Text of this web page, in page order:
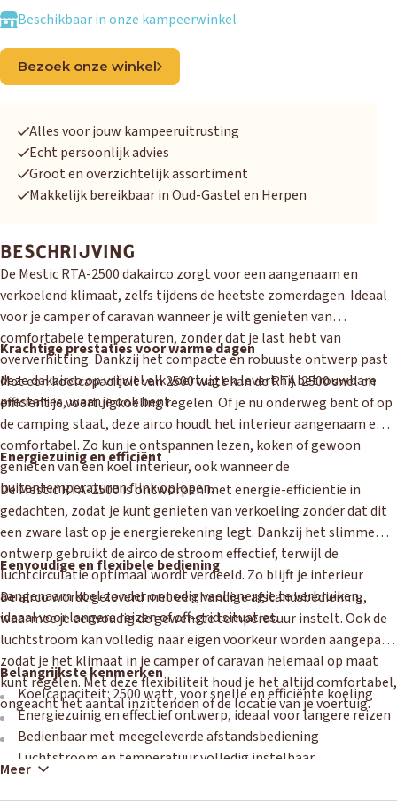
Beschikbaar in onze kampeerwinkel
Bezoek onze winkel
Alles voor jouw kampeeruitrusting
Echt persoonlijk advies
Groot en overzichtelijk assortiment
Makkelijk bereikbaar in Oud-Gastel en Herpen
BESCHRIJVING
De Mestic RTA-2500 dakairco zorgt voor een aangenaam en
verkoelend klimaat, zelfs tijdens de heetste zomerdagen. Ideaal
voor je camper of caravan wanneer je wilt genieten van
comfortabele temperaturen, zonder dat je last hebt van
oververhitting. Dankzij het compacte en robuuste ontwerp past
deze dakairco op vrijwel elk voertuig en levert hij betrouwbare
prestaties, waar je ook bent.
Krachtige prestaties voor warme dagen
Met een koelcapaciteit van 2500 watt kan de RTA-2500 snel en
efficiënt je voertuigkoeling regelen. Of je nu onderweg bent of op
de camping staat, deze airco houdt het interieur aangenaam en
comfortabel. Zo kun je ontspannen lezen, koken of gewoon
genieten van een koel interieur, ook wanneer de
buitentemperaturen flink oplopen.
Energiezuinig en efficiënt
De Mestic RTA-2500 is ontworpen met energie-efficiëntie in
gedachten, zodat je kunt genieten van verkoeling zonder dat dit
een zware last op je energierekening legt. Dankzij het slimme
ontwerp gebruikt de airco de stroom effectief, terwijl de
luchtcirculatie optimaal wordt verdeeld. Zo blijft je interieur
aangenaam koel zonder onnodig veel energie te verbruiken,
ideaal voor langere reizen of off-grid situaties.
Eenvoudige en flexibele bediening
De airco wordt geleverd met een handige afstandsbediening,
waarmee je eenvoudig de gewenste temperatuur instelt. Ook de
luchtstroom kan volledig naar eigen voorkeur worden aangepast,
zodat je het klimaat in je camper of caravan helemaal op maat
kunt regelen. Met deze flexibiliteit houd je het altijd comfortabel,
ongeacht het aantal inzittenden of de locatie van je voertuig.
Belangrijkste kenmerken
Koelcapaciteit: 2500 watt, voor snelle en efficiënte koeling
Energiezuinig en effectief ontwerp, ideaal voor langere reizen
Bedienbaar met meegeleverde afstandsbediening
Luchtstroom en temperatuur volledig instelbaar
Compact en robuust, geschikt voor vrijwel elk camper- of
caravandak
Meer
OUD GASTEL
AdriaEribaHymerKnaus
HERPEN
AdriaBürstnerCaravelair Easy Caravanning
Eura Mobil